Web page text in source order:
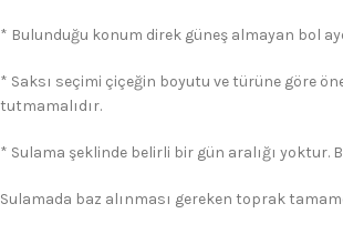
* Bulunduğu konum direk güneş almayan bol
* Saksı seçimi çiçeğin boyutu ve türüne göre
tutmamalıdır.
* Sulama şeklinde belirli bir gün aralığı
Sulamada baz alınması gereken toprak